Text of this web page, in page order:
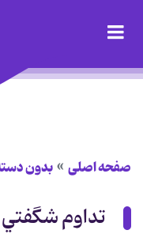
صفحه اصلی بدون
تداوم شگفتي‌